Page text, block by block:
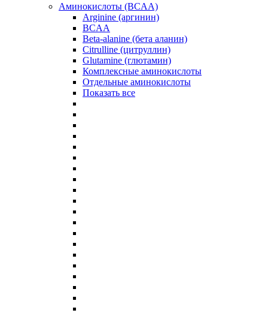
Аминокислоты (BCAA)
Arginine (аргинин)
BCAA
Beta-alanine (бета аланин)
Citrulline (цитруллин)
Glutamine (глютамин)
Комплексные аминокислоты
Отдельные аминокислоты
Показать все